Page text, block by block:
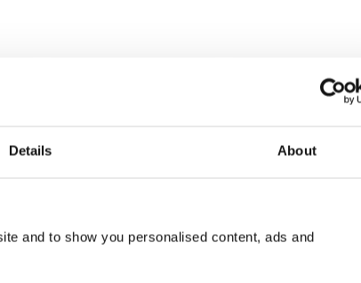
Details About
and to show you personalised content, ads and